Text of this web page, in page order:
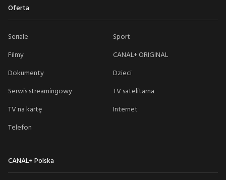
Oferta
Seriale
Sport
Filmy
CANAL+ ORIGINAL
Dokumenty
Dzieci
Serwis streamingowy
TV satelitarna
TV na kartę
Internet
Telefon
CANAL+ Polska